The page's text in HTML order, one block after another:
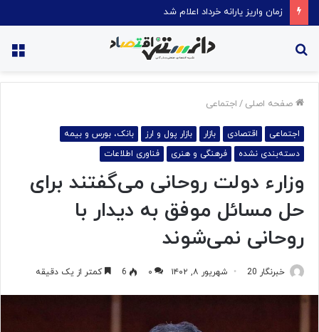
زمان واریز یارانه خرداد اعلام شد
صفحه اصلی / اجتماعی
اجتماعی اقتصادی بازار بازار پول و ارز
بانک، بورس و بیمه
دسته‌بندی نشده
فرهنگی و هنری فناوری اطلاعات
وزارء دولت روحانی می‌گفتند برای
حل مسائل موفق به دیدار با
روحانی نمی‌شوند
خبرنگار 20 شهریور ۸, ۱۴۰۲ ۰ 6 کمتر از یک دقیقه